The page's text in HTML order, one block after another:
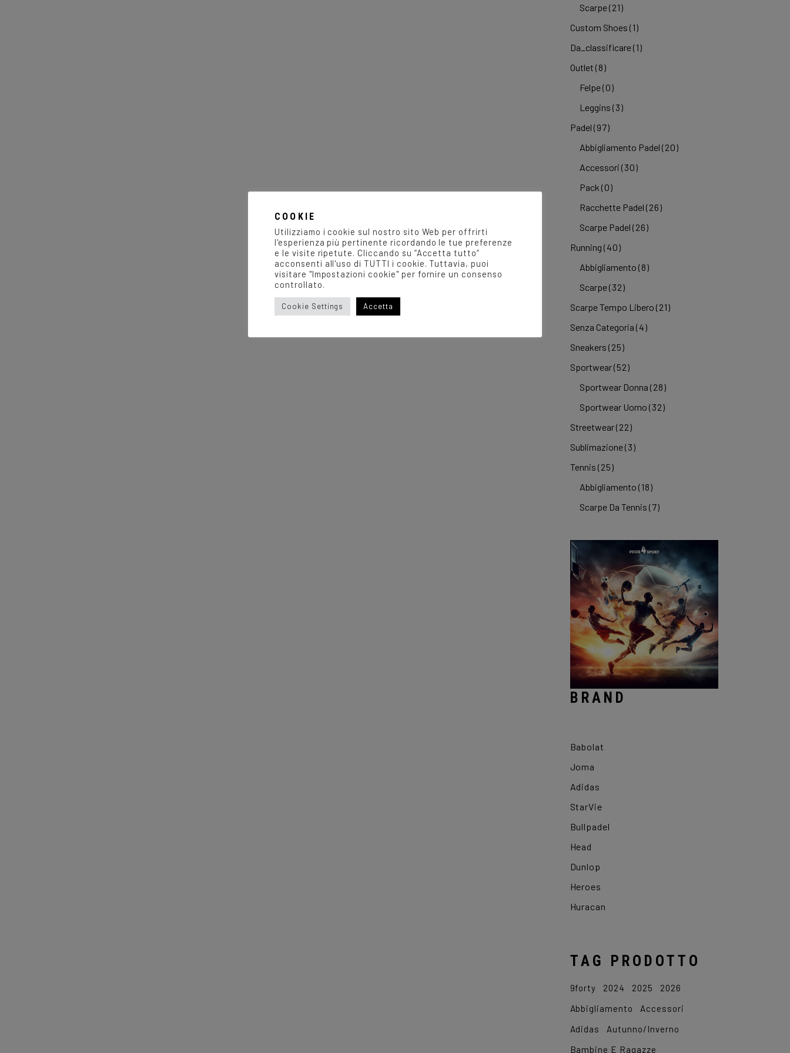
Scarpe (21)
Custom Shoes (1)
Da_classificare (1)
Outlet (8)
Felpe (0)
Leggins (3)
Padel (97)
Abbigliamento Padel (20)
Accessori (30)
Pack (0)
Racchette Padel (26)
Scarpe Padel (26)
Running (40)
Abbigliamento (8)
Scarpe (32)
Scarpe Tempo Libero (21)
Senza Categoria (4)
Sneakers (25)
Sportwear (52)
Sportwear Donna (28)
Sportwear Uomo (32)
Streetwear (22)
Sublimazione (3)
Tennis (25)
Abbigliamento (18)
Scarpe Da Tennis (7)
BRAND
Babolat
Joma
Adidas
StarVie
Bullpadel
Head
Dunlop
Heroes
Huracan
TAG PRODOTTO
9forty 2024 2025
2026
Abbigliamento
Accessori
Adidas
Autunno/Inverno
Bambine E Ragazze
COOKIE
Utilizziamo i cookie sul nostro sito Web per offrirti
l'esperienza più pertinente ricordando le tue preferenze
e le visite ripetute. Cliccando su “Accetta tutto”
acconsenti all'uso di TUTTI i cookie. Tuttavia, puoi
visitare "Impostazioni cookie" per fornire un consenso
controllato.
Cookie Settings Accetta